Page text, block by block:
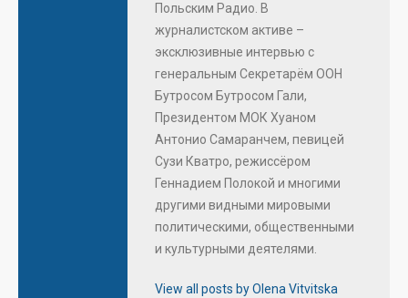
Польским Радио. В
журналистском активе –
эксклюзивные интервью с
генеральным Секретарём ООН
Бутросом Бутросом Гали,
Президентом МОК Хуаном
Антонио Самаранчем, певицей
Сузи Кватро, режиссёром
Геннадием Полокой и многими
другими видными мировыми
политическими, общественными
и культурными деятелями.
View all posts by Olena Vitvitska